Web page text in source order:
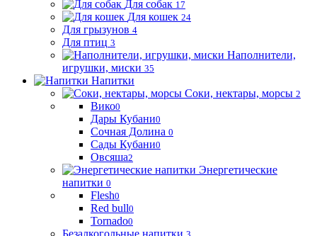
Для собак 17
Для кошек 24
Для грызунов 4
Для птиц 3
Наполнители,
игрушки, миски 35
Напитки
Соки, нектары, морсы 2
Вико0
Дары Кубани0
Сочная Долина 0
Сады Кубани0
Овсяша2
Энергетические
напитки 0
Flesh0
Red bull0
Tornado0
Безалкогольные напитки